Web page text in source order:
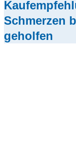
Schmerzen
geholfen